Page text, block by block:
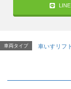
LINE
車両タイプ 車いすリフ